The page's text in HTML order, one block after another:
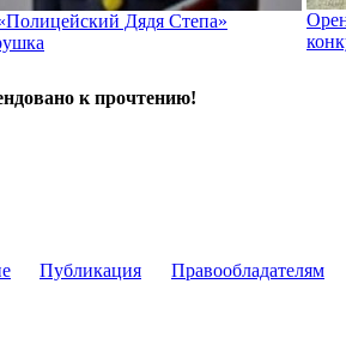
Дядя Степа»
к прочтению!
Публикация Правообладателям